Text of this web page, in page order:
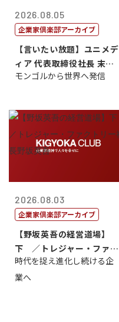
2026.08.05
企業家倶楽部アーカイブ
【言いたい放題】ユニメデ
ィア 代表取締役社長 末田
真
モンゴルから世界へ発信
2026.08.03
企業家倶楽部アーカイブ
【野坂英吾の経営道場】
下 ／トレジャー・ファク
トリー社長野坂...
時代を捉え進化し続ける企
業へ